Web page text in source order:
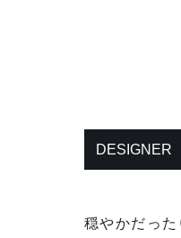
DESIGNER
穏やかだっ